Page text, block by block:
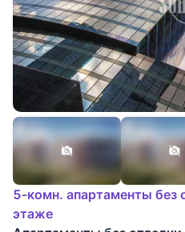
5-комн. апартаменты без
этаже